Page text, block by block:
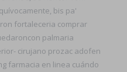
bis pa'
fortaleceria comprar
palmaria
cirujano prozac adofen
farmacia en linea cuándo